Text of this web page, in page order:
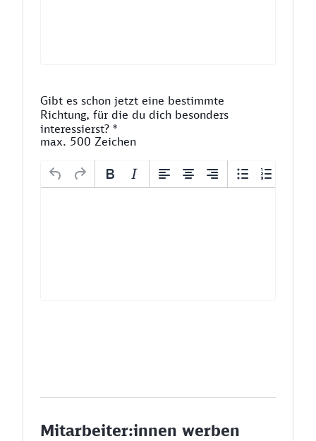
Gibt es schon jetzt eine bestimmte
Richtung, für die du dich besonders
interessierst? *
max. 500 Zeichen
Mitarbeiter:innen werben